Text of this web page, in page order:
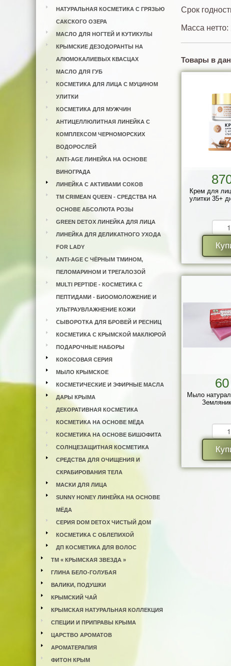
НАТУРАЛЬНАЯ КОСМЕТИКА С ГРЯЗЬЮ
САКСКОГО ОЗЕРА
МАСЛО ДЛЯ НОГТЕЙ И КУТИКУЛЫ
КРЫМСКИЕ ДЕЗОДОРАНТЫ НА
АЛЮМОКАЛИЕВЫХ КВАСЦАХ
МАСЛО ДЛЯ ГУБ
КОСМЕТИКА ДЛЯ ЛИЦА С МУЦИНОМ
УЛИТКИ
КОСМЕТИКА ДЛЯ МУЖЧИН
АНТИЦЕЛЛЮЛИТНАЯ ЛИНЕЙКА С
КОМПЛЕКСОМ ЧЕРНОМОРСКИХ
ВОДОРОСЛЕЙ
ANTI-AGE ЛИНЕЙКА НА ОСНОВЕ
ВИНОГРАДА
ЛИНЕЙКА С АКТИВАМИ СОКОВ
ТМ CRIMEAN QUEEN - СРЕДСТВА НА
ОСНОВЕ АБСОЛЮТА РОЗЫ
GREEN DETOX ЛИНЕЙКА ДЛЯ ЛИЦА
ЛИНЕЙКА ДЛЯ ДЕЛИКАТНОГО УХОДА
FOR LADY
ANTI-AGE С ЧЁРНЫМ ТМИНОМ,
ПЕЛОМАРИНОМ И ТРЕГАЛОЗОЙ
MULTI PEPTIDE - КОСМЕТИКА С
ПЕПТИДАМИ - БИООМОЛОЖЕНИЕ И
УЛЬТРАУВЛАЖНЕНИЕ КОЖИ
СЫВОРОТКА ДЛЯ БРОВЕЙ И РЕСНИЦ
КОСМЕТИКА С КРЫМСКОЙ МАКЛЮРОЙ
ПОДАРОЧНЫЕ НАБОРЫ
КОКОСОВАЯ СЕРИЯ
МЫЛО КРЫМСКОЕ
КОСМЕТИЧЕСКИЕ И ЭФИРНЫЕ МАСЛА
ДАРЫ КРЫМА
ДЕКОРАТИВНАЯ КОСМЕТИКА
КОСМЕТИКА НА ОСНОВЕ МЁДА
КОСМЕТИКА НА ОСНОВЕ БИШОФИТА
СОЛНЦЕЗАЩИТНАЯ КОСМЕТИКА
СРЕДСТВА ДЛЯ ОЧИЩЕНИЯ И
СКРАБИРОВАНИЯ ТЕЛА
МАСКИ ДЛЯ ЛИЦА
SUNNY HONEY ЛИНЕЙКА НА ОСНОВЕ
МЁДА
СЕРИЯ DOM DETOX ЧИСТЫЙ ДОМ
КОСМЕТИКА С ОБЛЕПИХОЙ
ДП КОСМЕТИКА ДЛЯ ВОЛОС
ТМ « КРЫМСКАЯ ЗВЕЗДА »
ГЛИНА БЕЛО-ГОЛУБАЯ
ВАЛИКИ, ПОДУШКИ
КРЫМСКИЙ ЧАЙ
КРЫМСКАЯ НАТУРАЛЬНАЯ КОЛЛЕКЦИЯ
СПЕЦИИ И ПРИПРАВЫ КРЫМА
ЦАРСТВО АРОМАТОВ
АРОМАТЕРАПИЯ
ФИТОН КРЫМ
Срок
Масса нетто:
Товары в
Крем для
улитки 35+
60
Мыло